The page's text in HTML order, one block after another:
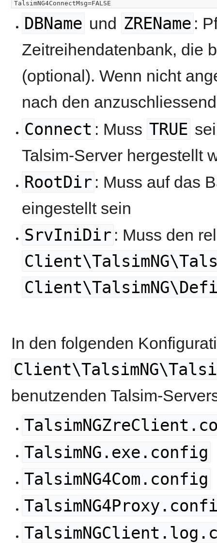
DBName und ZREName :
Zeitreihendatenbank, die
(optional). Wenn nicht
nach den
Connect : Muss TRUE
Talsim-Server hergestellt
RootDir : Muss auf das
eingestellt sein
SrvIniDir : Muss den
In den folgenden
benutzenden Talsim-
TalsimNG.exe.config
TalsimNG4Com.config